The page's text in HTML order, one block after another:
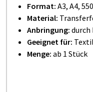
Format: A3, A4,
Material:
Anbringung: durch
Geeignet für:
Menge: ab 1 Stück